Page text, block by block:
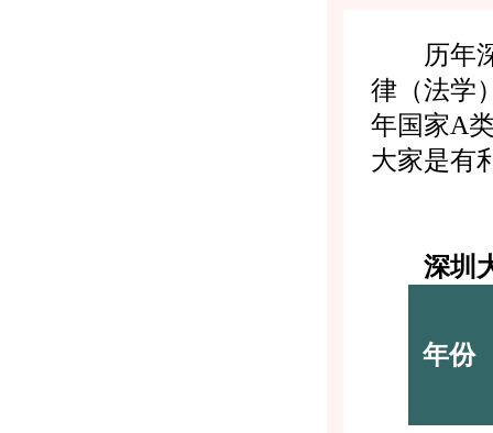
历年深
律（法学
年国家A
大家是有
深圳大
年份